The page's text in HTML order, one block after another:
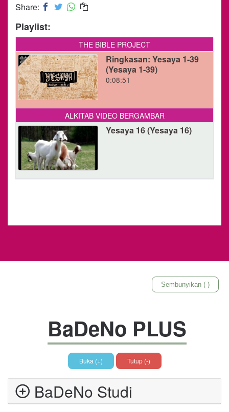
Share:
Playlist:
THE BIBLE PROJECT
Ringkasan: Yesaya 1-39
(Yesaya 1-39)
0:08:51
ALKITAB VIDEO BERGAMBAR
Yesaya 16 (Yesaya 16)
Sembunyikan (-)
BaDeNo PLUS
Buka (+) Tutup (-)
BaDeNo Studi